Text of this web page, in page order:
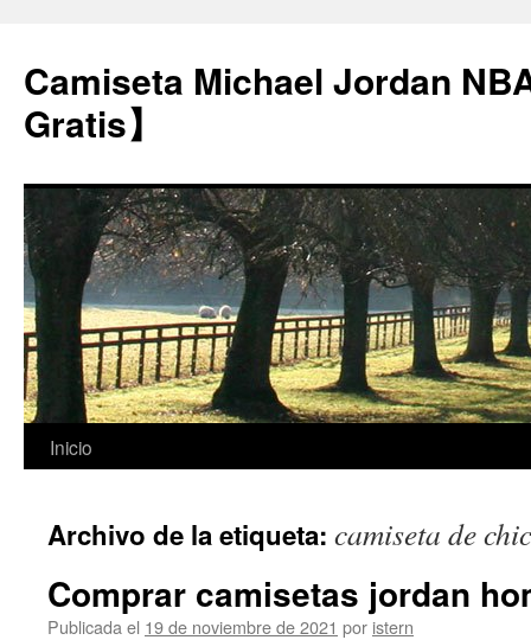
Camiseta Michael Jordan
Gratis】
Saltar
contenido
Inicio
Archivo de la etiqueta: camiseta de
Comprar camisetas jordan
Publicada el 19 de noviembre de 2021 por istern